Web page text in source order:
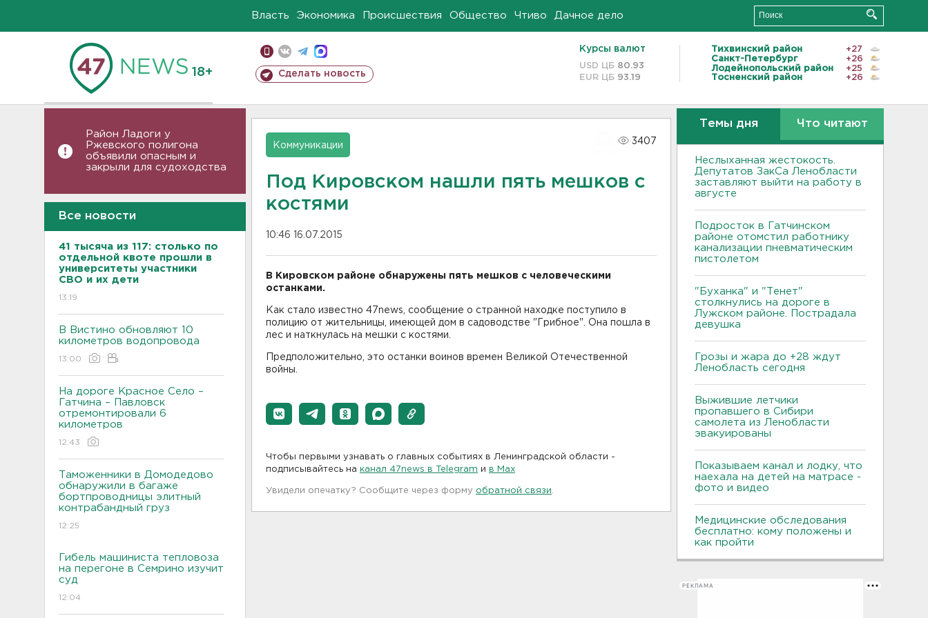
Власть Экономика Происшествия Общество Чтиво Дачное дело
18+ Сделать новость
Курсы валют
USD ЦБ 80.93
EUR ЦБ 93.19
Тихвинский район
+27
Санкт-Петербург
+26
Лодейнопольский район
+25
Тосненский район
+26
Район Ладоги у
Ржевского полигона
объявили опасным и
закрыли для судоходства
Все новости
41 тысяча из 117: столько по
отдельной квоте прошли в
университеты участники
СВО и их дети
13:19
В Вистино обновляют 10
километров водопровода
13:00
На дороге Красное Село –
Гатчина – Павловск
отремонтировали 6
километров
12:43
Таможенники в Домодедово
обнаружили в багаже
бортпроводницы элитный
контрабандный груз
12:25
Гибель машиниста тепловоза
на перегоне в Семрино изучит
суд
12:04
Коммуникации
3407
Под Кировском нашли пять мешков с
костями
10:46 16.07.2015
В Кировском районе обнаружены пять мешков с человеческими
останками.
Как стало известно 47news, сообщение о странной находке поступило в
полицию от жительницы, имеющей дом в садоводстве "Грибное". Она пошла в
лес и наткнулась на мешки с костями.
Предположительно, это останки воинов времен Великой Отечественной
войны.
Чтобы первыми узнавать о главных событиях в Ленинградской области -
подписывайтесь на канал 47news в Telegram и в Maх
Увидели опечатку? Сообщите через форму обратной связи
Темы дня Что читают
Неслыханная жестокость.
Депутатов ЗакСа Ленобласти
заставляют выйти на работу в
августе
Подросток в Гатчинском
районе отомстил работнику
канализации пневматическим
пистолетом
"Буханка" и "Тенет"
столкнулись на дороге в
Лужском районе. Пострадала
девушка
Грозы и жара до +28 ждут
Ленобласть сегодня
Выжившие летчики
пропавшего в Сибири
самолета из Ленобласти
эвакуированы
Показываем канал и лодку, что
наехала на детей на матрасе -
фото и видео
Медицинские обследования
бесплатно: кому положены и
как пройти
РЕКЛАМА